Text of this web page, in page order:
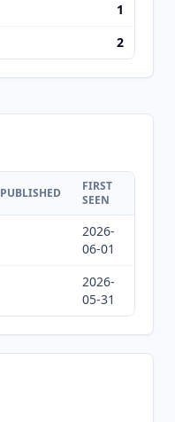
1
2
PUBLISHED
FIRST
SEEN
2026-
06-01
2026-
05-31